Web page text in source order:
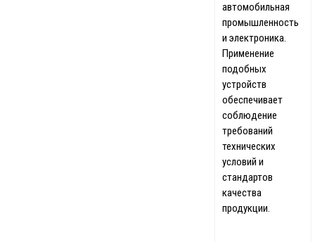
автомобильная
промышленность
и электроника.
Применение
подобных
устройств
обеспечивает
соблюдение
требований
технических
условий и
стандартов
качества
продукции.